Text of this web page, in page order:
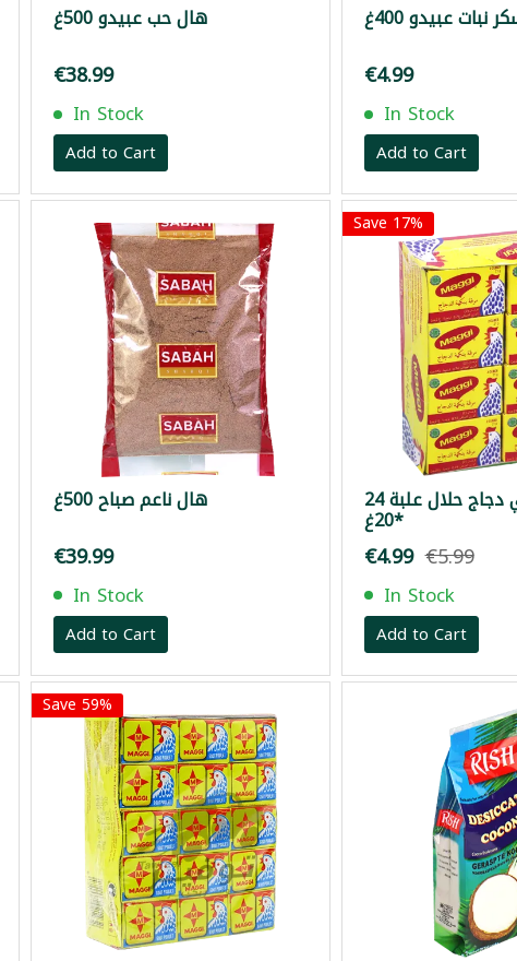
هال حب عبيدو 500غ
€38.99
In Stock
Add to Cart
نبات عبيدو 400غ
€4.99
In Stock
Add to Cart
هال ناعم صباح 500غ
€39.99
In Stock
Add to Cart
Save 17%
مكعبات ماجي دجاج حلال علبة 24
*20غ
€4.99 €5.99
In Stock
Add to Cart
Save 59%